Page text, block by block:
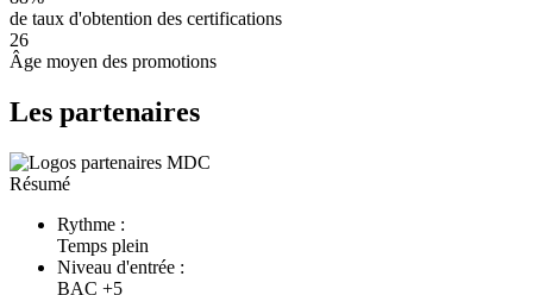
de taux d'obtention des certifications
26
Âge moyen des promotions
Les partenaires
Résumé
Rythme :
Temps plein
Niveau d'entrée :
BAC +5